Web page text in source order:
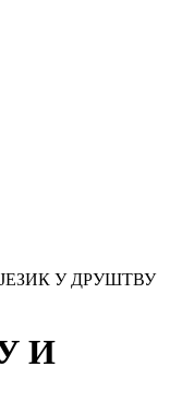
ЈЕЗИК У ДРУШТВУ
И